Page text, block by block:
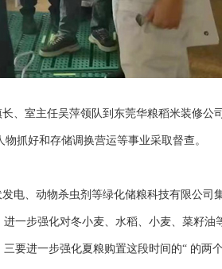
、室主任吴萍领队到东莞华粮稻米装修公
抓好和存储调换营运等事业采取督查。
电、动物杀虫剂等绿化储粮科技有限公
一步强化对冬小麦、水稻、小麦、菜籽
要进一步强化夏粮购置这段时间的“ 的两